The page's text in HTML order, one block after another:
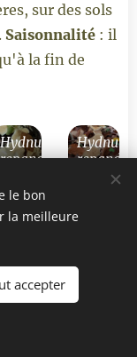
sur des sols
Saisonnalité : il
la fin de
Hydnum
repandum
Hydnum
le bon
la meilleure
accepter